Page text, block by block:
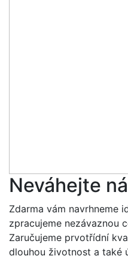
Neváhejte
Zdarma vám navrhneme
zpracujeme nezávaznou
Zaručujeme prvotřídní
dlouhou životnost a také